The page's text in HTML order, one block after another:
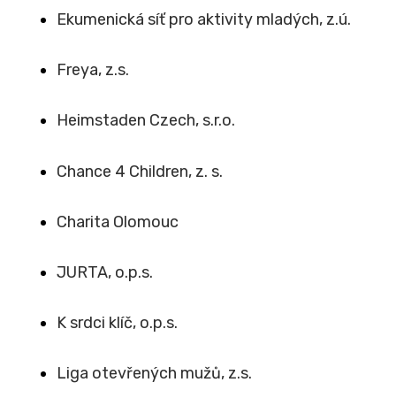
Ekumenická síť pro aktivity mladých, z.ú.
Freya, z.s.
Heimstaden Czech, s.r.o.
Chance 4 Children, z. s.
Charita Olomouc
JURTA, o.p.s.
K srdci klíč, o.p.s.
Liga otevřených mužů, z.s.